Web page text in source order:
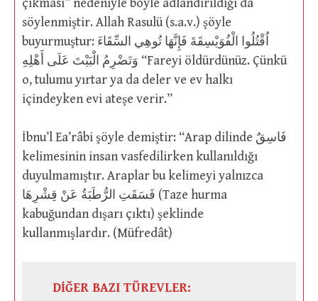
çıkması” nedeniyle böyle adlandırıldığı da
söylenmiştir. Allah Rasulü (s.a.v.) şöyle
buyurmuştur: اُقْتُلُوا الْفُوَيْسِقَةَ فَإِنَّهَا تُوهِي السِّقَاءَ
وَتَضْرِمُ الْبَيْتَ عَلَى أَهْلِهِ “Fareyi öldürdünüz. Çünkü
o, tulumu yırtar ya da deler ve ev halkı
içindeyken evi ateşe verir.”
İbnu’l Ea’râbi şöyle demiştir: “Arap dilinde فَاسِقٌ
kelimesinin insan vasfedilirken kullanıldığı
duyulmamıştır. Araplar bu kelimeyi yalnızca
فَسَقَتِ الرُّطَبَةُ عَنْ قِشْرِهَا (Taze hurma
kabuğundan dışarı çıktı) şeklinde
kullanmışlardır. (Müfredât)
DİĞER BAZI TÜREVLER: